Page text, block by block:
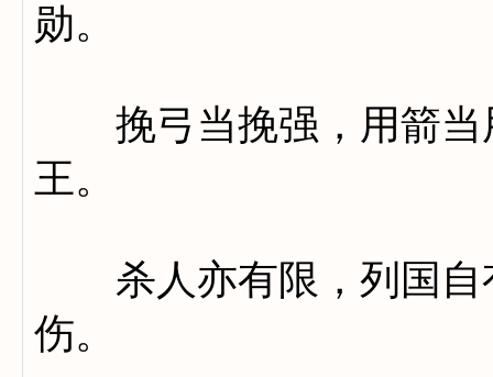
勋。
挽弓当挽强，用箭当
王。
杀人亦有限，列国自
伤。